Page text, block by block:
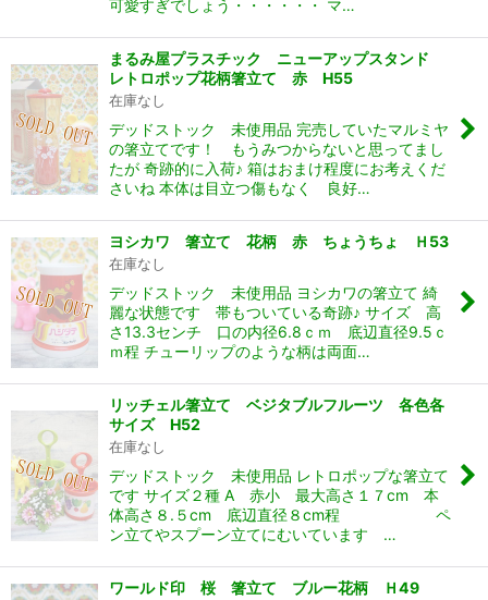
可愛すぎでしょう・・・・・・ マ…
まるみ屋プラスチック ニューアップスタンド
レトロポップ花柄箸立て 赤 H55
在庫なし
デッドストック 未使用品 完売していたマルミヤ
の箸立てです！ もうみつからないと思ってまし
たが 奇跡的に入荷♪ 箱はおまけ程度にお考えくだ
さいね 本体は目立つ傷もなく 良好…
ヨシカワ 箸立て 花柄 赤 ちょうちょ Ｈ53
在庫なし
デッドストック 未使用品 ヨシカワの箸立て 綺
麗な状態です 帯もついている奇跡♪ サイズ 高
さ13.3センチ 口の内径6.8ｃｍ 底辺直径9.5ｃ
ｍ程 チューリップのような柄は両面…
リッチェル箸立て ベジタブルフルーツ 各色各
サイズ H52
在庫なし
デッドストック 未使用品 レトロポップな箸立て
です サイズ２種 A 赤小 最大高さ１７cm 本
体高さ８.５cm 底辺直径８cm程 ペ
ン立てやスプーン立てにむいています …
ワールド印 桜 箸立て ブルー花柄 Ｈ49